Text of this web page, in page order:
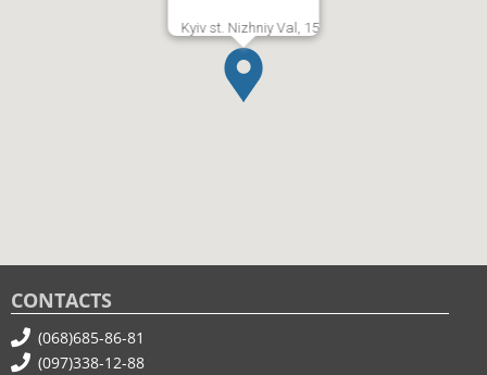
Kyiv st. Nizhniy Val, 15
CONTACTS
(068)685-86-81
(097)338-12-88